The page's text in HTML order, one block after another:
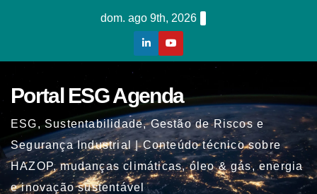
dom. ago 9th, 2026
Portal ESG Agenda
ESG, Sustentabilidade, Gestão de Riscos e
Segurança Industrial | Conteúdo técnico sobre
HAZOP, mudanças climáticas, óleo & gás, energia
e inovação sustentável